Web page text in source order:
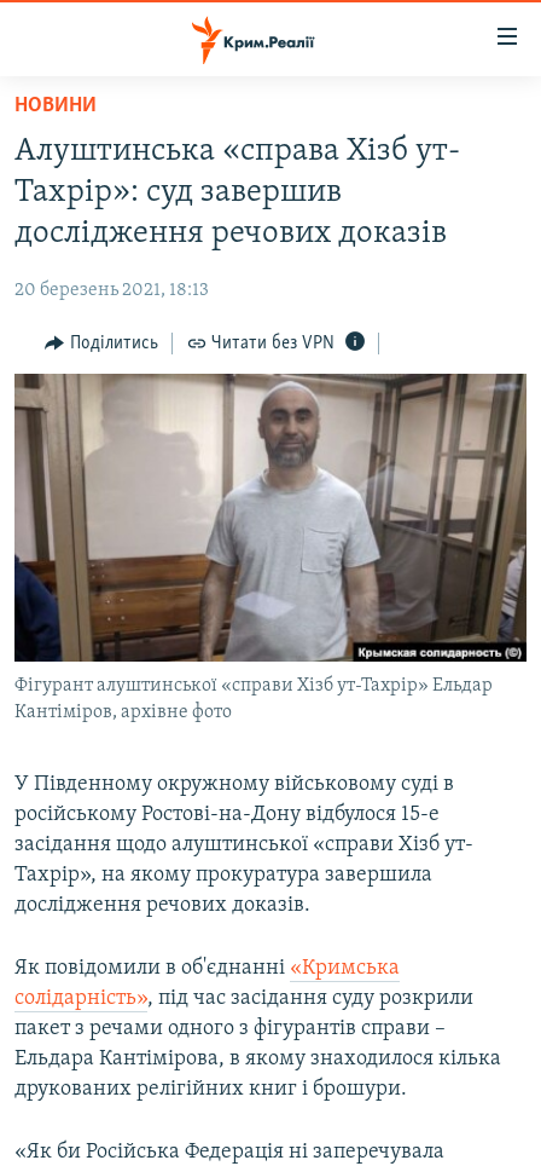
Перейти
основного
матеріалу
Перейти
до
основної
навігації
Перейти
до
пошуку
ВОДА.КРИМ
ВІДЕО ТА ФОТО
БЛОГИ
ПОГЛЯД
ІНТЕРВ'Ю
ВСЕ ЗА ДЕНЬ
СПЕЦПРОЕКТИ
ДЕПОРТАЦІЯ
ВІДЕОУРОКИ «ELIFBE»
СВІДЧЕННЯ ОКУПАЦІЇ
УКРАЇНСЬКА ПРОБЛЕМА КРИМУ
ІНФОГРАФІКА
ЯК ОБІЙТИ БЛОКУВАННЯ
Русский
Qırımtatar
ДОЛУЧАЙСЯ!
Усі сайти RFE/RL
НОВИНИ
Алуштинська «справа Хізб ут-
Тахрір»: суд завершив
дослідження речових доказів
20 березень 2021, 18:13
Поділитись Читати без VPN
Фігурант алуштинської «справи Хізб ут-Тахрір» Ельдар
Кантіміров, архівне фото
У Південному окружному військовому суді в
російському Ростові-на-Дону відбулося 15-е
засідання щодо алуштинської «справи Хізб ут-
Тахрір», на якому прокуратура завершила
дослідження речових доказів.
Як повідомили в об'єднанні «Кримська
солідарність», під час засідання суду розкрили
пакет з речами одного з фігурантів справи –
Ельдара Кантімірова, в якому знаходилося кілька
друкованих релігійних книг і брошури.
«Як би Російська Федерація ні заперечувала